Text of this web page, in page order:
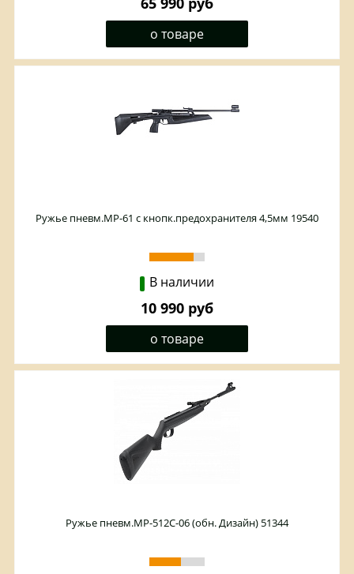
о товаре
Ружье пневм.МР-61 с кнопк.предохранителя 4,5мм 19540
В наличии
10 990 руб
о товаре
Ружье пневм.МР-512С-06 (обн. Дизайн) 51344